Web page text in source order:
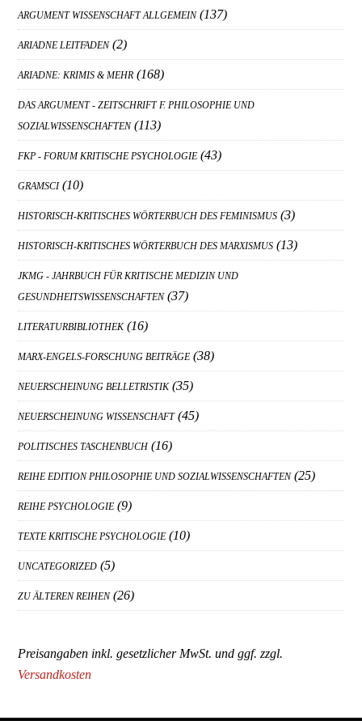
ARGUMENT WISSENSCHAFT ALLGEMEIN (137)
ARIADNE LEITFADEN (2)
ARIADNE: KRIMIS & MEHR (168)
DAS ARGUMENT - ZEITSCHRIFT F. PHILOSOPHIE UND
SOZIALWISSENSCHAFTEN (113)
FKP - FORUM KRITISCHE PSYCHOLOGIE (43)
GRAMSCI (10)
HISTORISCH-KRITISCHES WÖRTERBUCH DES FEMINISMUS (3)
HISTORISCH-KRITISCHES WÖRTERBUCH DES MARXISMUS (13)
JKMG - JAHRBUCH FÜR KRITISCHE MEDIZIN UND
GESUNDHEITSWISSENSCHAFTEN (37)
LITERATURBIBLIOTHEK (16)
MARX-ENGELS-FORSCHUNG BEITRÄGE (38)
NEUERSCHEINUNG BELLETRISTIK (35)
NEUERSCHEINUNG WISSENSCHAFT (45)
POLITISCHES TASCHENBUCH (16)
REIHE EDITION PHILOSOPHIE UND SOZIALWISSENSCHAFTEN (25)
REIHE PSYCHOLOGIE (9)
TEXTE KRITISCHE PSYCHOLOGIE (10)
UNCATEGORIZED (5)
ZU ÄLTEREN REIHEN (26)
Preisangaben inkl. gesetzlicher MwSt. und ggf. zzgl.
Versandkosten